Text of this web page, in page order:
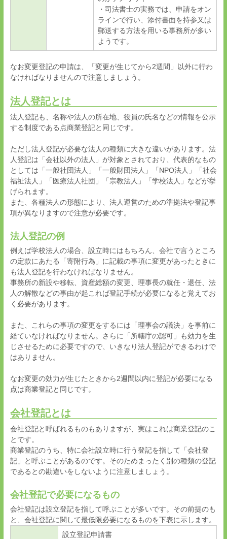
・司法書士の実務では、申請をオン
ラインで行い、添付書面を持参又は
郵送する方法を用いる事務所が多い
ようです。
なお変更登記の申請は、「変更が生じてから2週間」以外に行わ
なければなりませんので注意しましょう。
法人登記とは
法人登記も、名称や法人の所在地、役員の氏名などの情報を公示
する制度である点商業登記と同じです。
ただし法人登記が必要な法人の種類に大きな違いがあります。法
人登記は「会社以外の法人」が対象とされており、代表的なもの
としては「一般社団法人」「一般財団法人」「 NPO法人」「社会
福祉法人」「医療法人社団」「宗教法人」「学校法人」などが挙
げられます。
また、各種法人の形態により、法人運営のための準拠法や登記事
項が異なりますので注意が必要です。
法人登記の例
例えば学校法人の場合、設立時にはもちろん、会社で言うところ
の定款にあたる「寄附行為」に記載の事項に変更があったときに
も法人登記を行わなければなりません。
事務所の新設や移転、資産総額の変更、理事長の就任・退任、法
人の解散などの事由が起これば登記手続が必要になると覚えてお
く必要があります。
また、これらの事項の変更をするには「理事会の議決」を事前に
経ていなければなりません。さらに「所轄庁の認可」も効力を生
じさせるために必要ですので、いきなり法人登記ができるわけで
はありません。
なお変更の効力が生じたときから2週間以内に登記が必要になる
点は商業登記と同じです。
会社登記とは
会社登記と呼ばれるものもありますが、実はこれは商業登記のこ
とです。
商業登記のうち、特に会社設立時に行う登記を指して「会社登
記」と呼ぶことがあるのです。そのためまったく別の種類の登記
であるとの勘違いをしないように注意しましょう。
会社登記で必要になるもの
会社登記は設立登記を指して呼ぶことが多いです。その前提のも
と、会社登記に関して最低限必要になるものを下表に示します。
設立登記申請書